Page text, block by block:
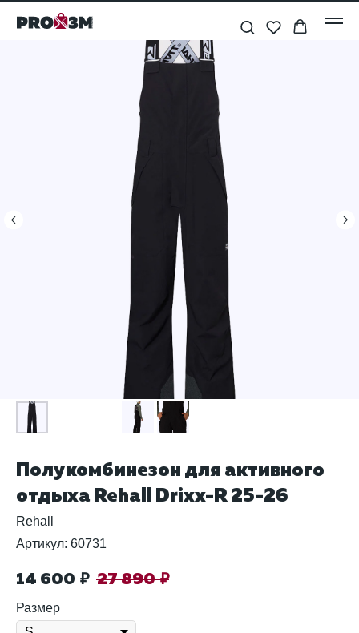
Полукомбинезон для активного
отдыха Rehall Drixx-R 25-26
Rehall
Артикул: 60731
14 600 ₽ 27 890 ₽
Размер